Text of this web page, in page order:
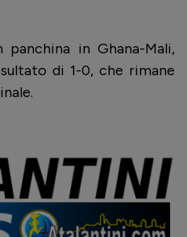
panchina in Ghana-Mali,
di 1-0, che rimane